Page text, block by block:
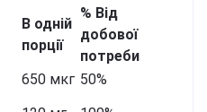
В одній
порції
% Від
добової
потреби
650 мкг 50%